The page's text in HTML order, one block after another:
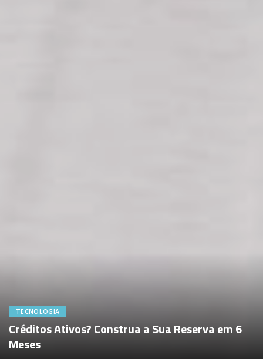
TECNOLOGIA
Créditos Ativos? Construa a Sua Reserva em 6
Meses